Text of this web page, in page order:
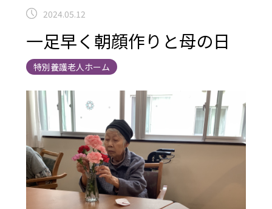
2024.05.12
一足早く朝顔作りと母の日
特別養護老人ホーム